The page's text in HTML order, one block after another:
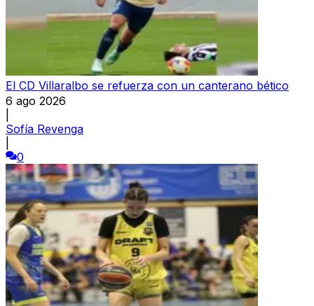
El CD Villaralbo se refuerza con un canterano bético
6 ago 2026
Sofía Revenga
0